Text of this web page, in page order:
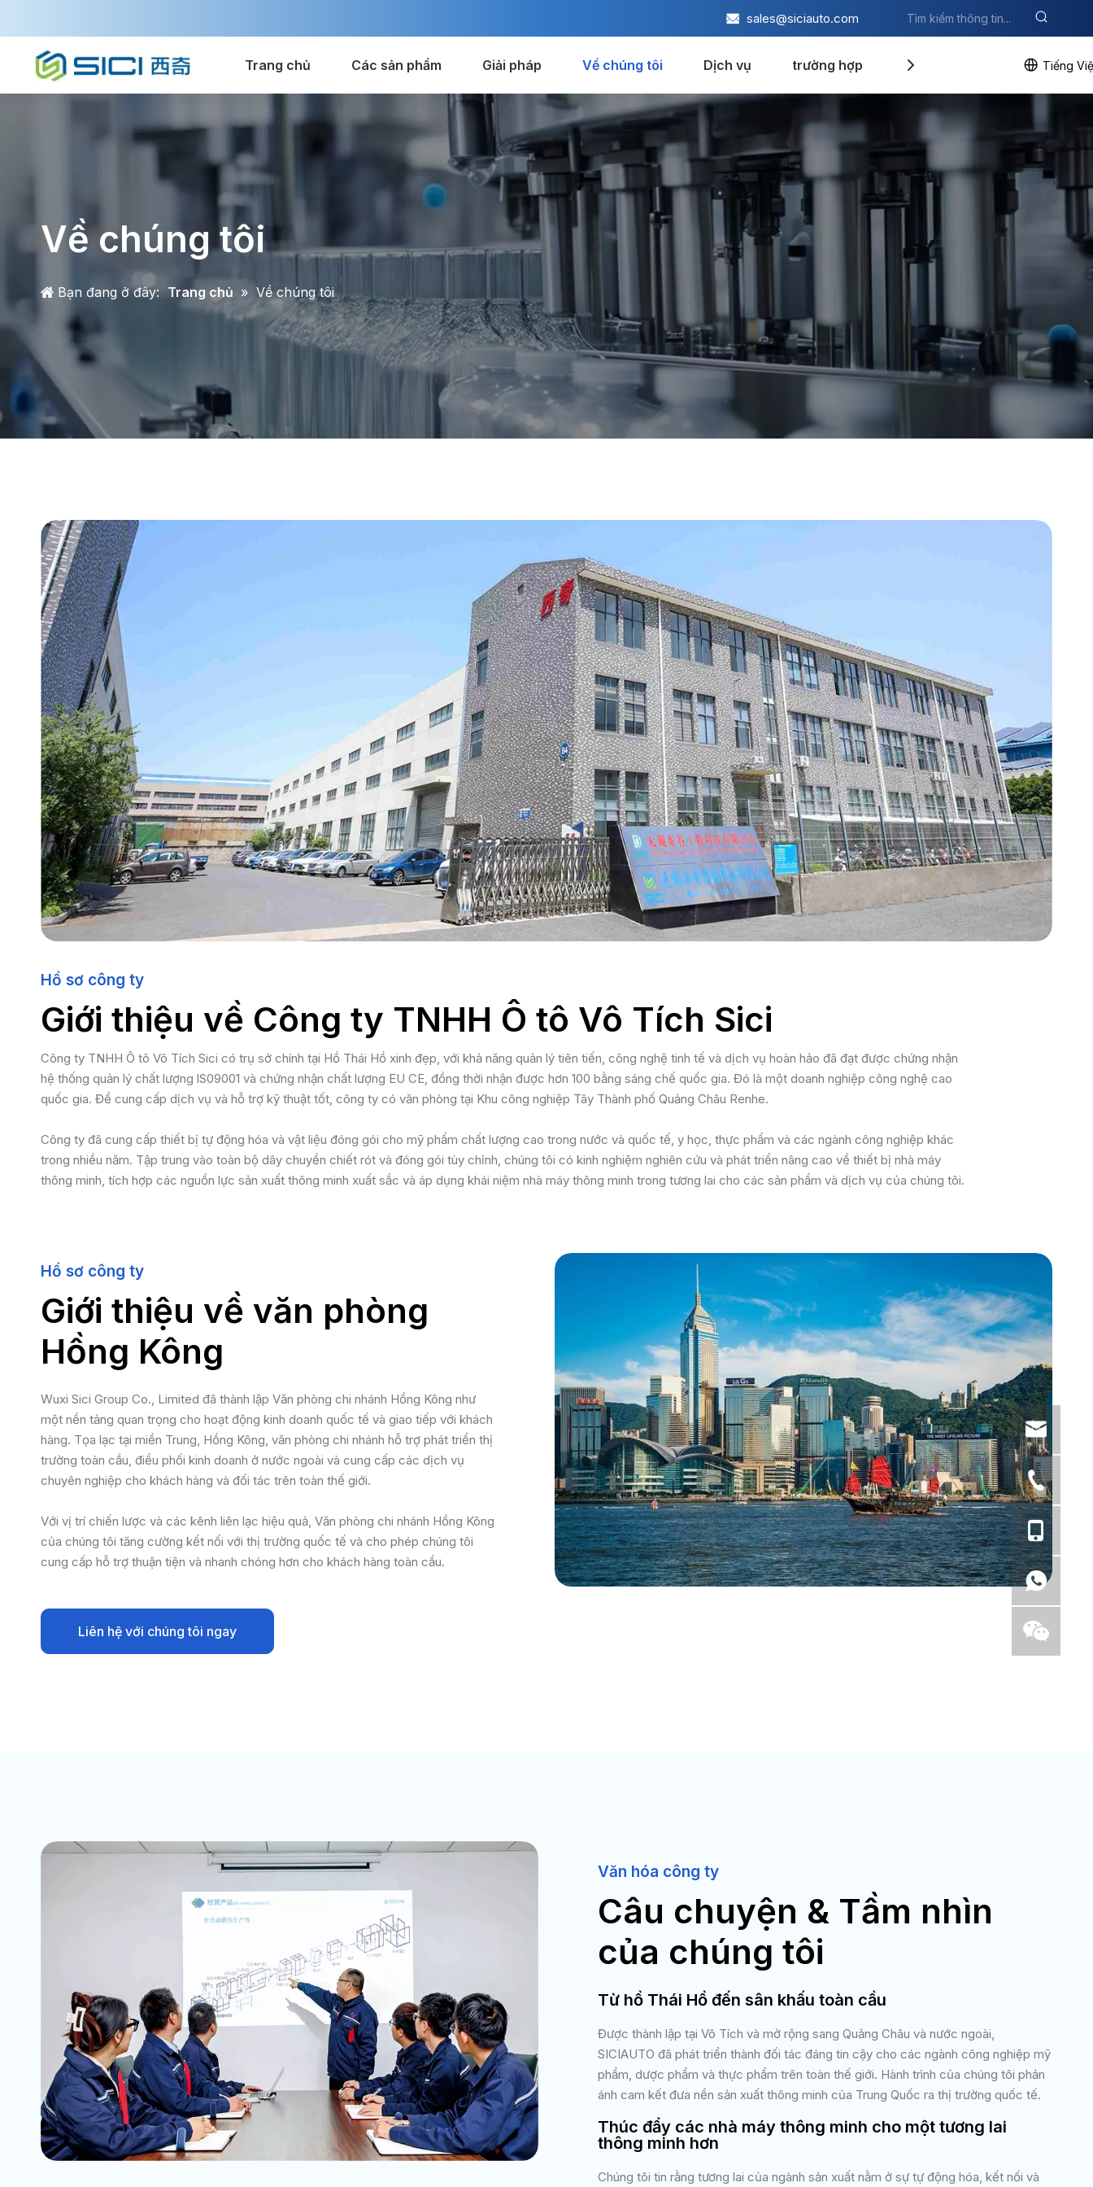
sales@siciauto.com
Trang chủ Các sản phẩm Giải pháp Về chúng tôi Dịch vụ trường hợp Blog Liên hệ với chúng
Tiếng
Về chúng tôi
Bạn đang ở đây: Trang chủ » Về chúng tôi
Hồ sơ công ty
Giới thiệu về Công ty TNHH Ô tô Vô Tích Sici
Công ty TNHH Ô tô Vô Tích Sici có trụ sở chính tại Hồ Thái Hồ xinh đẹp, với khả năng quản lý tiên tiến, công nghệ tinh tế và dịch vụ hoàn hảo đã đạt được chứng nhận
hệ thống quản lý chất lượng lS09001 và chứng nhận chất lượng EU CE, đồng thời nhận được hơn 100 bằng sáng chế quốc gia. Đó là một doanh nghiệp công nghệ cao
quốc gia. Để cung cấp dịch vụ và hỗ trợ kỹ thuật tốt, công ty có văn phòng tại Khu công nghiệp Tây Thành phố Quảng Châu Renhe.
Công ty đã cung cấp thiết bị tự động hóa và vật liệu đóng gói cho mỹ phẩm chất lượng cao trong nước và quốc tế, y học, thực phẩm và các ngành công nghiệp khác
trong nhiều năm. Tập trung vào toàn bộ dây chuyền chiết rót và đóng gói tùy chỉnh, chúng tôi có kinh nghiệm nghiên cứu và phát triển nâng cao về thiết bị nhà máy
thông minh, tích hợp các nguồn lực sản xuất thông minh xuất sắc và áp dụng khái niệm nhà máy thông minh trong tương lai cho các sản phẩm và dịch vụ của chúng tôi.
Hồ sơ công ty
Giới thiệu về văn phòng
Hồng Kông
Wuxi Sici Group Co., Limited đã thành lập Văn phòng chi nhánh Hồng Kông như
một nền tảng quan trọng cho hoạt động kinh doanh quốc tế và giao tiếp với khách
hàng. Tọa lạc tại miền Trung, Hồng Kông, văn phòng chi nhánh hỗ trợ phát triển thị
trường toàn cầu, điều phối kinh doanh ở nước ngoài và cung cấp các dịch vụ
chuyên nghiệp cho khách hàng và đối tác trên toàn thế giới.
Với vị trí chiến lược và các kênh liên lạc hiệu quả, Văn phòng chi nhánh Hồng Kông
của chúng tôi tăng cường kết nối với thị trường quốc tế và cho phép chúng tôi
cung cấp hỗ trợ thuận tiện và nhanh chóng hơn cho khách hàng toàn cầu.
Liên hệ với chúng tôi ngay
Văn hóa công ty
Câu chuyện & Tầm nhìn
của chúng tôi
Từ hồ Thái Hồ đến sân khấu toàn cầu
Được thành lập tại Vô Tích và mở rộng sang Quảng Châu và nước ngoài,
SICIAUTO đã phát triển thành đối tác đáng tin cậy cho các ngành công nghiệp mỹ
phẩm, dược phẩm và thực phẩm trên toàn thế giới. Hành trình của chúng tôi phản
ánh cam kết đưa nền sản xuất thông minh của Trung Quốc ra thị trường quốc tế.
Thúc đẩy các nhà máy thông minh cho một tương lai
thông minh hơn
Chúng tôi tin rằng tương lai của ngành sản xuất nằm ở sự tự động hóa, kết nối và